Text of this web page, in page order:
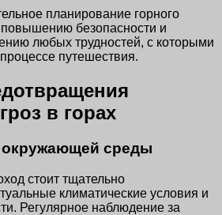
планирование горного
повышению безопасности и
любых трудностей, с которыми
путешествия.
в горах
окружающей среды
стоит тщательно
климатические условия и
Регулярное наблюдение за